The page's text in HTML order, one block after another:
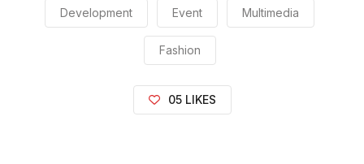
Development Event Multimedia
Fashion
05 LIKES